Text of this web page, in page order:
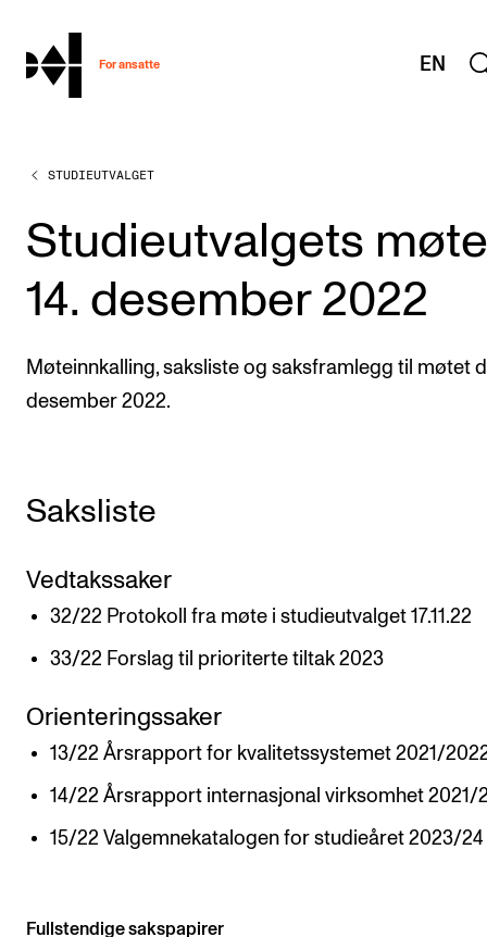
hjem
For ansatte EN
MITT ARBEIDSFORHOLD
Arbeidstid og lønn
Reiser og utveksling
Kompetanse og velferd
Helse, miljø og sikkerhet
IT og digitale tjenester
Canvas
Innkjøp og økonomi
Rom og bygg
UNDERVISNING OG STUDENTSTØTTE
Timeplaner og undervisning
STUDIEUTVALGET
Studieutvalgets møte
14. desember 2022
Møteinnkalling, saksliste og saksframlegg til møtet
desember 2022.
Saksliste
Vedtakssaker
32/22 Protokoll fra møte i studieutvalget 17.11.22
33/22 Forslag til prioriterte tiltak 2023
Orienteringssaker
13/22 Årsrapport for kvalitetssystemet 2021/
14/22 Årsrapport internasjonal virksomhet 2021/
15/22 Valgemnekatalogen for studieåret 2023/24
Fullstendige sakspapirer